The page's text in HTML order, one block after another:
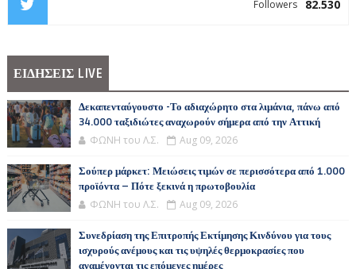
82.530
Followers
ΕΙΔΗΣΕΙΣ LIVE
Δεκαπενταύγουστο -Το αδιαχώρητο στα λιμάνια, πάνω από
34.000 ταξιδιώτες αναχωρούν σήμερα από την Αττική
ΦΩΝΗ του Λ.Σ. Aug 09, 2026
Σούπερ μάρκετ: Μειώσεις τιμών σε περισσότερα από 1.000
προϊόντα – Πότε ξεκινά η πρωτοβουλία
ΦΩΝΗ του Λ.Σ. Aug 09, 2026
Συνεδρίαση της Επιτροπής Εκτίμησης Κινδύνου για τους
ισχυρούς ανέμους και τις υψηλές θερμοκρασίες που
αναμένονται τις επόμενες ημέρες